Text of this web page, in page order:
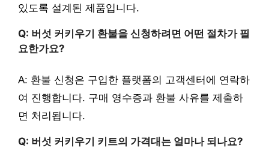
있도록 설계된 제품입니다.
Q: 버섯 커키우기 환불을 신청하려면 어떤 절차가 필
요한가요?
A: 환불 신청은 구입한 플랫폼의 고객센터에 연락하
여 진행합니다. 구매 영수증과 환불 사유를 제출하
면 처리됩니다.
Q: 버섯 커키우기 키트의 가격대는 얼마나 되나요?